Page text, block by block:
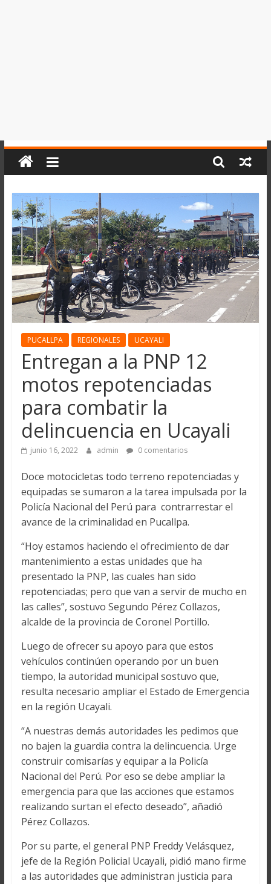
PUCALLPA REGIONALES UCAYALI
Entregan a la PNP 12
motos repotenciadas
para combatir la
delincuencia en Ucayali
junio 16, 2022 admin 0 comentarios
Doce motocicletas todo terreno repotenciadas y
equipadas se sumaron a la tarea impulsada por la
Policía Nacional del Perú para contrarrestar el
avance de la criminalidad en Pucallpa.
“Hoy estamos haciendo el ofrecimiento de dar
mantenimiento a estas unidades que ha
presentado la PNP, las cuales han sido
repotenciadas; pero que van a servir de mucho en
las calles”, sostuvo Segundo Pérez Collazos,
alcalde de la provincia de Coronel Portillo.
Luego de ofrecer su apoyo para que estos
vehículos continúen operando por un buen
tiempo, la autoridad municipal sostuvo que,
resulta necesario ampliar el Estado de Emergencia
en la región Ucayali.
“A nuestras demás autoridades les pedimos que
no bajen la guardia contra la delincuencia. Urge
construir comisarías y equipar a la Policía
Nacional del Perú. Por eso se debe ampliar la
emergencia para que las acciones que estamos
realizando surtan el efecto deseado”, añadió
Pérez Collazos.
Por su parte, el general PNP Freddy Velásquez,
jefe de la Región Policial Ucayali, pidió mano firme
a las autoridades que administran justicia para